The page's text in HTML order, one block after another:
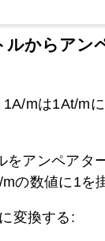
ルからアン
mは1At/m
をアンペアタ
の数値に1を
変換する: